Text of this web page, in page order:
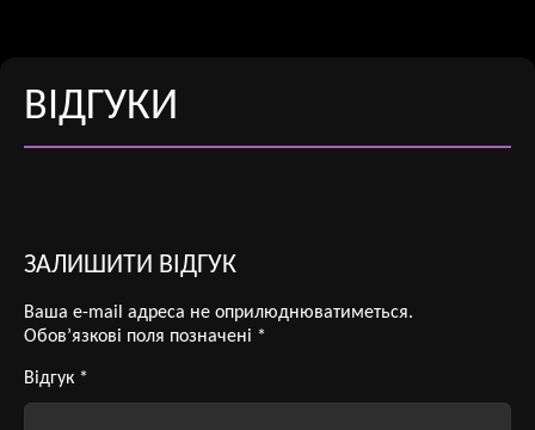
ВІДГУКИ
ЗАЛИШИТИ ВІДГУК
Ваша e-mail адреса не оприлюднюватиметься.
Обов’язкові поля позначені *
Відгук *